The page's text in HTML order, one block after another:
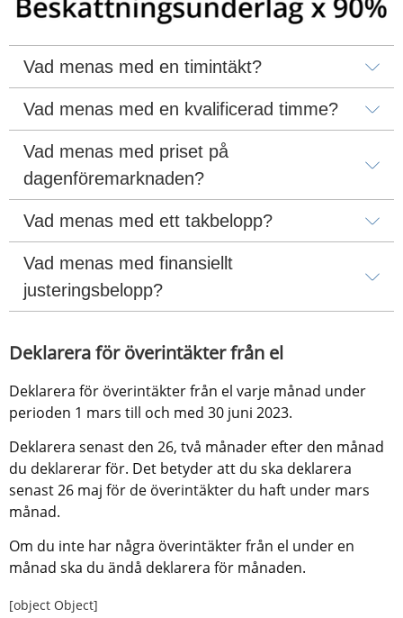
Vad menas med en timintäkt?
Vad menas med en kvalificerad timme?
Vad menas med priset på
dagenföremarknaden?
Vad menas med ett takbelopp?
Vad menas med finansiellt
justeringsbelopp?
Deklarera för överintäkter från el
Deklarera för överintäkter från el varje månad under
perioden 1 mars till och med 30 juni 2023.
Deklarera senast den 26, två månader efter den månad
du deklarerar för. Det betyder att du ska deklarera
senast 26 maj för de överintäkter du haft under mars
månad.
Om du inte har några överintäkter från el under en
månad ska du ändå deklarera för månaden.
[object Object]